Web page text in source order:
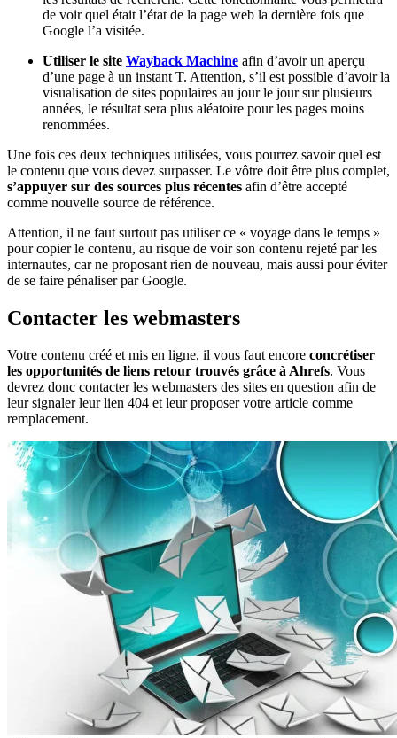
de voir quel était l’état de la page web la dernière fois que
Google l’a visitée.
Utiliser le site Wayback Machine afin d’avoir un aperçu
d’une page à un instant T. Attention, s’il est possible d’avoir la
visualisation de sites populaires au jour le jour sur plusieurs
années, le résultat sera plus aléatoire pour les pages moins
renommées.
Une fois ces deux techniques utilisées, vous pourrez savoir quel est
le contenu que vous devez surpasser. Le vôtre doit être plus complet,
s’appuyer sur des sources plus récentes afin d’être accepté
comme nouvelle source de référence.
Attention, il ne faut surtout pas utiliser ce « voyage dans le temps »
pour copier le contenu, au risque de voir son contenu rejeté par les
internautes, car ne proposant rien de nouveau, mais aussi pour éviter
de se faire pénaliser par Google.
Contacter les webmasters
Votre contenu créé et mis en ligne, il vous faut encore concrétiser
les opportunités de liens retour trouvés grâce à Ahrefs. Vous
devrez donc contacter les webmasters des sites en question afin de
leur signaler leur lien 404 et leur proposer votre article comme
remplacement.